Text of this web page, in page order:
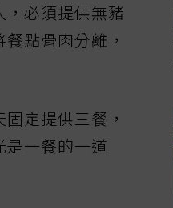
必須提供無豬
點骨肉分離，
定提供三餐，
一餐的一道